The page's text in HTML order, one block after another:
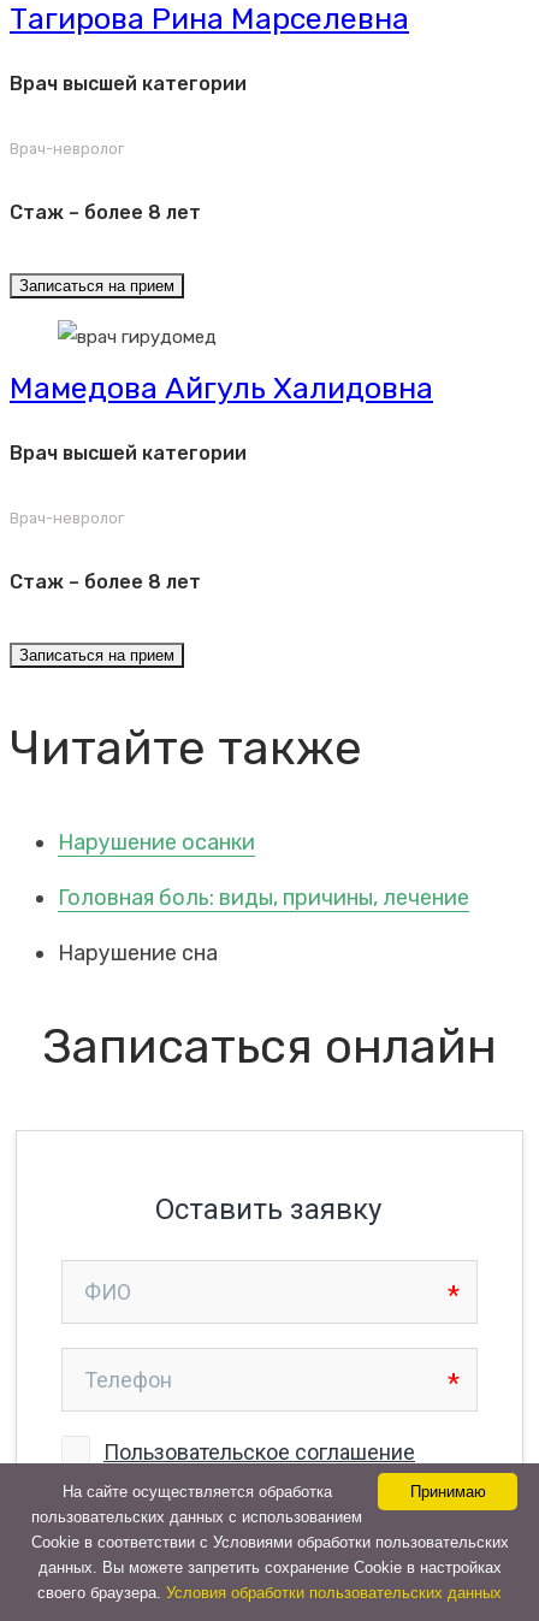
Тагирова Рина Марселевна
Врач высшей категории
Врач-невролог
Стаж – более 8 лет
Записаться на прием
Мамедова Айгуль Халидовна
Врач высшей категории
Врач-невролог
Стаж – более 8 лет
Записаться на прием
Читайте также
Нарушение осанки
Головная боль: виды, причины, лечение
Нарушение сна
Записаться онлайн
Принимаю
На сайте осуществляется обработка
пользовательских данных с использованием
Cookie в соответствии с Условиями обработки пользовательских
данных. Вы можете запретить сохранение Cookie в настройках
своего браузера. Условия обработки пользовательских данных